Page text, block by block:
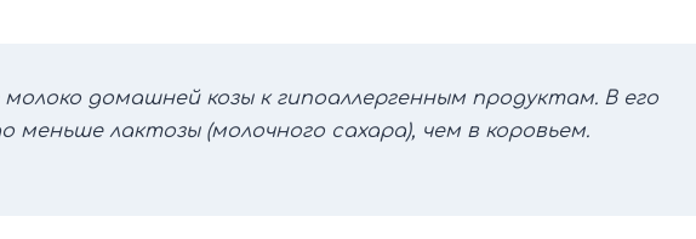
домашней козы к гипоаллергенным продуктам. В его
меньше лактозы (молочного сахара), чем в коровьем.